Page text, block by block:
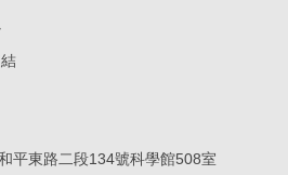
平東路二段134號科學館508室